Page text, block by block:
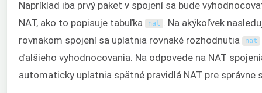
Napríklad iba prvý paket v spojení sa bude
NAT, ako to popisuje tabuľka
nat . Na akýkoľvek
rovnakom spojení sa uplatnia rovnaké rozhodnutia
nat
ďalšieho vyhodnocovania. Na odpovede na NAT
automaticky uplatnia spätné pravidlá NAT pre správne